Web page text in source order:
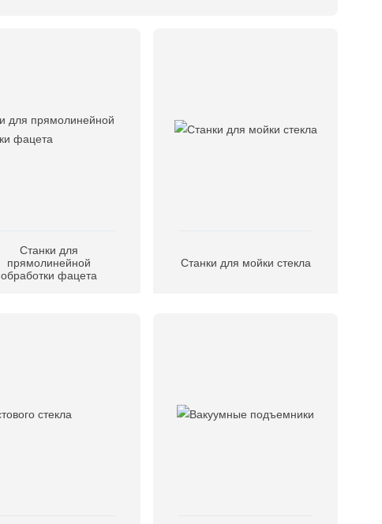
Станки для
прямолинейной
обработки фацета
Станки для мойки стекла